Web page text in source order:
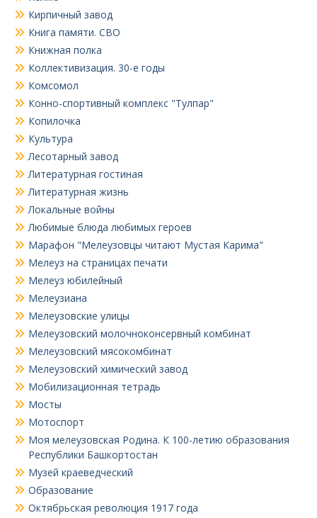
Кирпичный завод
Книга памяти. СВО
Книжная полка
Коллективизация. 30-е годы
Комсомол
Конно-спортивный комплекс "Тулпар"
Копилочка
Культура
Лесотарный завод
Литературная гостиная
Литературная жизнь
Локальные войны
Любимые блюда любимых героев
Марафон "Мелеузовцы читают Мустая Карима"
Мелеуз на страницах печати
Мелеуз юбилейный
Мелеузиана
Мелеузовские улицы
Мелеузовский молочноконсервный комбинат
Мелеузовский мясокомбинат
Мелеузовский химический завод
Мобилизационная тетрадь
Мосты
Мотоспорт
Моя мелеузовская Родина. К 100-летию образования
Республики Башкортостан
Музей краеведческий
Образование
Октябрьская революция 1917 года